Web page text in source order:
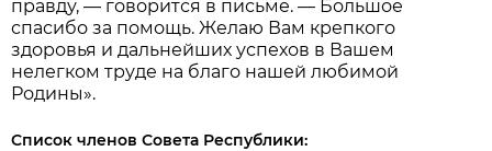
правду, — говорится в письме. — Большое
спасибо за помощь. Желаю Вам крепкого
здоровья и дальнейших успехов в Вашем
нелегком труде на благо нашей любимой
Родины».
Список членов Совета Республики: